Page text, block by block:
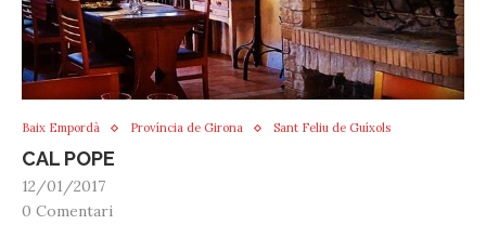
Baix Empordà Província de Girona Sant Feliu de Guíxols
CAL POPE
12/01/2017
0 Comentari